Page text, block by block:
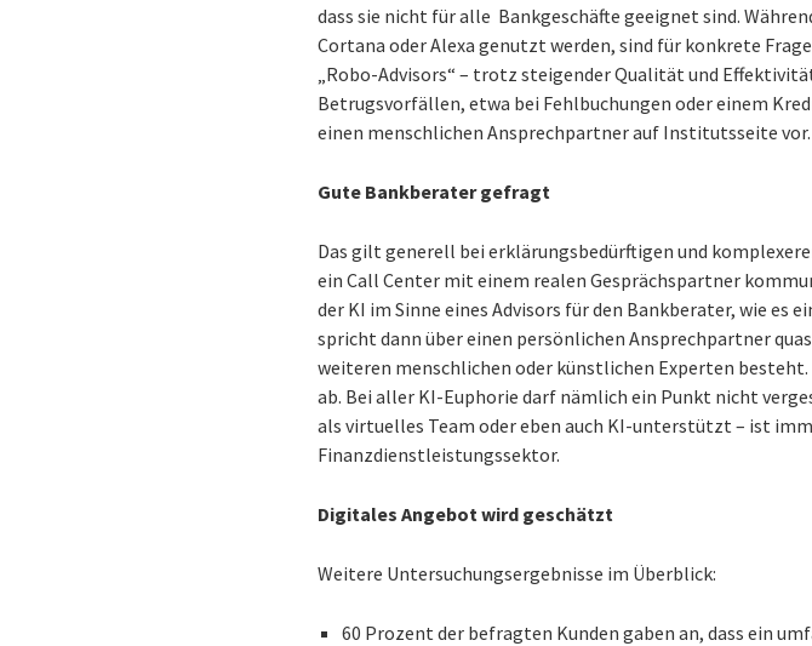
dass sie nicht für alle Bankgeschäfte geeignet sind.
Cortana oder Alexa genutzt werden, sind für konkrete
„Robo-Advisors“ – trotz steigender Qualität und
Betrugsvorfällen, etwa bei Fehlbuchungen oder einem
einen menschlichen Ansprechpartner auf Institutsseite vor.
Gute Bankberater gefragt
Das gilt generell bei erklärungsbedürftigen und
ein Call Center mit einem realen Gesprächspartner
der KI im Sinne eines Advisors für den Bankberater, wie es
spricht dann über einen persönlichen Ansprechpartner
weiteren menschlichen oder künstlichen Experten
ab. Bei aller KI-Euphorie darf nämlich ein Punkt nicht
als virtuelles Team oder eben auch KI-unterstützt – ist
Finanzdienstleistungssektor.
Digitales Angebot wird geschätzt
Weitere Untersuchungsergebnisse im Überblick:
60 Prozent der befragten Kunden gaben an, dass ein